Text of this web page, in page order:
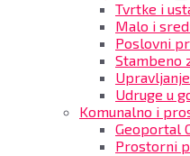
Tvrtke i
Malo i
Poslovni
Stambeno
Udruge u
Komunalno i
Geoportal
Prostorni